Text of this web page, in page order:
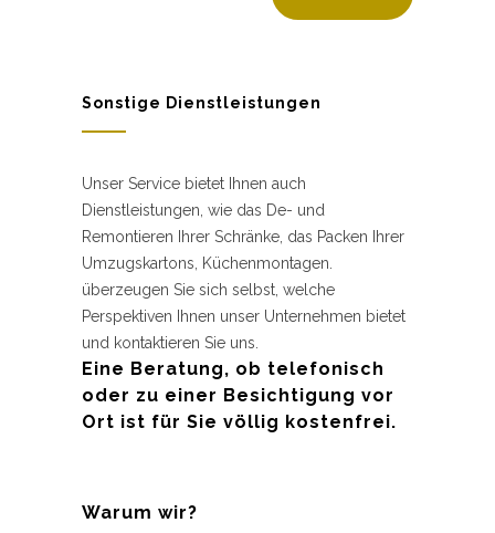
Sonstige Dienstleistungen
Unser Service bietet Ihnen auch
Dienstleistungen, wie das De- und
Remontieren Ihrer Schränke, das Packen Ihrer
Umzugskartons, Küchenmontagen.
überzeugen Sie sich selbst, welche
Perspektiven Ihnen unser Unternehmen bietet
und kontaktieren Sie uns.
Eine Beratung, ob telefonisch
oder zu einer Besichtigung vor
Ort ist für Sie völlig kostenfrei.
Warum wir?